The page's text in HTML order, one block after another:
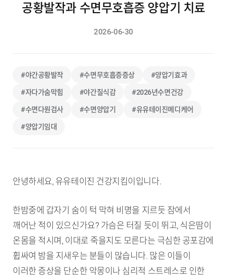
공황발작과 수면무호흡증 양압기 치료
2026-06-30
#야간공황발작 #수면무호흡증증상 #양압기효과
#자다가숨막힘 #야간질식감 #2026년수면건강
#수면다원검사 #수면양압기 #유유테이진메디케어
#양압기임대
안녕하세요, 유유테이진 건강지킴이입니다.
한밤중에 갑자기 숨이 턱 막혀 비명을 지르듯 잠에서
깨어난 적이 있으신가요? 가슴은 터질 듯이 뛰고, 식은땀이
온몸을 적시며, 이대로 죽을지도 모른다는 극심한 공포감에
휩싸여 밤을 지새우는 분들이 많습니다. 많은 이들이
이러한 증상을 단순한 악몽이나 심리적 스트레스로 인한